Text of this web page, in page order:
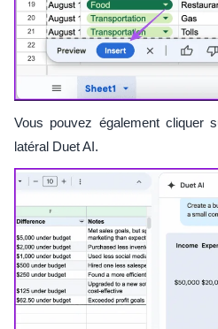
Vous pouvez également cliquer
latéral Duet AI.